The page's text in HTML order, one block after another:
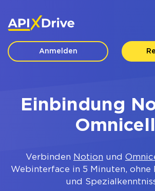
Anmelden
Einbindung
Omnicell
Verbinden Notion und
Webinterface in 5 Minuten, ohne
und